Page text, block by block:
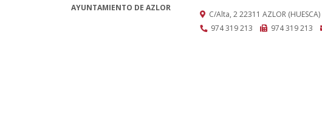
AYUNTAMIENTO DE AZLOR
C/Alta, 222311 AZLOR (HUESCA)
974 319 213
974 319 213